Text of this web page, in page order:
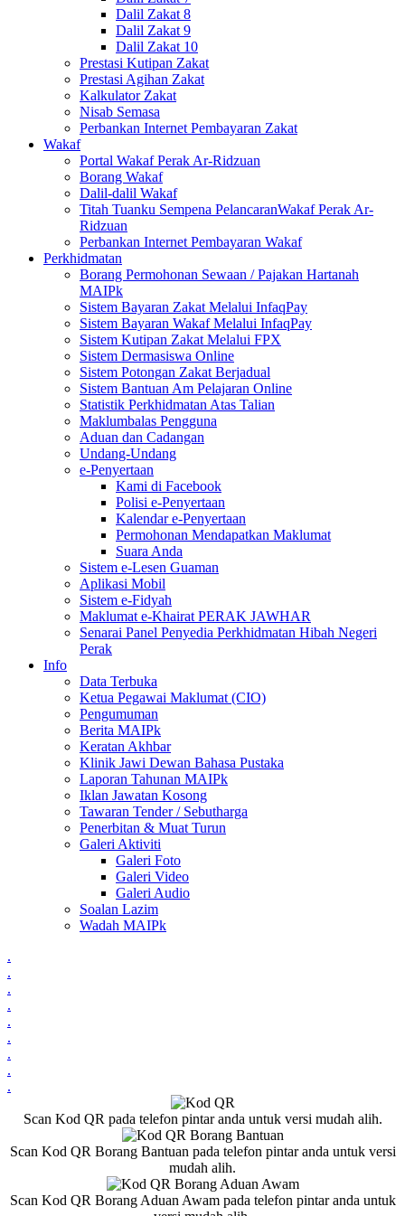
Dalil Zakat 8
Dalil Zakat 9
Dalil Zakat 10
Prestasi Kutipan Zakat
Prestasi Agihan Zakat
Kalkulator Zakat
Nisab Semasa
Perbankan Internet Pembayaran Zakat
Wakaf
Portal Wakaf Perak Ar-Ridzuan
Borang Wakaf
Dalil-dalil Wakaf
Titah Tuanku Sempena PelancaranWakaf Perak Ar-
Ridzuan
Perbankan Internet Pembayaran Wakaf
Perkhidmatan
Borang Permohonan Sewaan / Pajakan Hartanah
MAIPk
Sistem Bayaran Zakat Melalui InfaqPay
Sistem Bayaran Wakaf Melalui InfaqPay
Sistem Kutipan Zakat Melalui FPX
Sistem Dermasiswa Online
Sistem Potongan Zakat Berjadual
Sistem Bantuan Am Pelajaran Online
Statistik Perkhidmatan Atas Talian
Maklumbalas Pengguna
Aduan dan Cadangan
Undang-Undang
e-Penyertaan
Kami di Facebook
Polisi e-Penyertaan
Kalendar e-Penyertaan
Permohonan Mendapatkan Maklumat
Suara Anda
Sistem e-Lesen Guaman
Aplikasi Mobil
Sistem e-Fidyah
Maklumat e-Khairat PERAK JAWHAR
Senarai Panel Penyedia Perkhidmatan Hibah Negeri
Perak
Info
Data Terbuka
Ketua Pegawai Maklumat (CIO)
Pengumuman
Berita MAIPk
Keratan Akhbar
Klinik Jawi Dewan Bahasa Pustaka
Laporan Tahunan MAIPk
Iklan Jawatan Kosong
Tawaran Tender / Sebutharga
Penerbitan & Muat Turun
Galeri Aktiviti
Galeri Foto
Galeri Video
Galeri Audio
Soalan Lazim
Wadah MAIPk
.
.
.
.
.
.
.
.
.
Scan Kod QR pada telefon pintar anda untuk versi mudah alih.
Scan Kod QR Borang Bantuan pada telefon pintar anda untuk versi
mudah alih.
Scan Kod QR Borang Aduan Awam pada telefon pintar anda untuk